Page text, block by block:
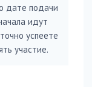
дате подачи
идут
успеете
участие.